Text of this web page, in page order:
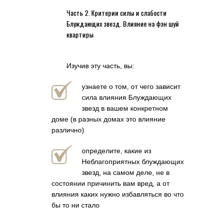
Часть 2. Критерии силы и слабости
Блуждающих звезд. Влияние на фэн шуй
квартиры
Изучив эту часть, вы:
узнаете о том, от чего зависит
сила влияния Блуждающих
звезд в вашем конкретном
доме (в разных домах это влияние
различно)
определите, какие из
Неблагоприятных блуждающих
звезд, на самом деле, не в
состоянии причинить вам вред, а от
влияния каких нужно избавляться во что
бы то ни стало